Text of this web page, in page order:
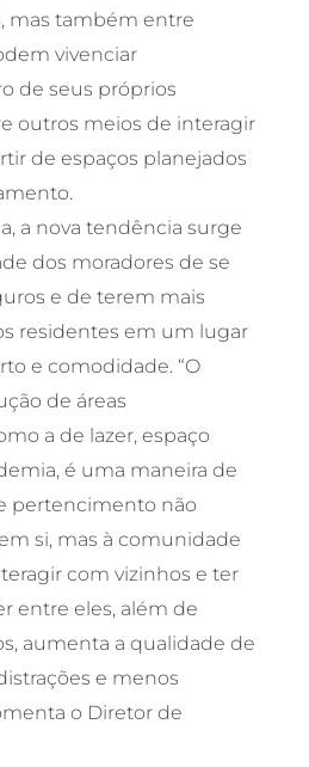
mas também entre
vivenciar
de seus próprios
outros meios de interagir
de espaços planejados
a nova tendência surge
dos moradores de se
e de terem mais
residentes em um lugar
e comodidade. “O
de áreas
a de lazer, espaço
é uma maneira de
pertencimento não
si, mas à comunidade
com vizinhos e ter
entre eles, além de
aumenta a qualidade de
e menos
o Diretor de